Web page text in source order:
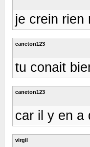
je crein rien
caneton123
tu conait
caneton123
car il y en a
virgil